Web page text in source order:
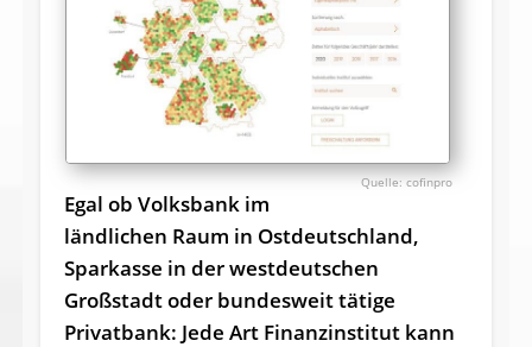
cofinpro
Egal ob Volksbank im
ländlichen Raum in Ostdeutschland,
Sparkasse in der westdeutschen
Großstadt oder bundesweit tätige
Privatbank: Jede Art Finanzinstitut kann